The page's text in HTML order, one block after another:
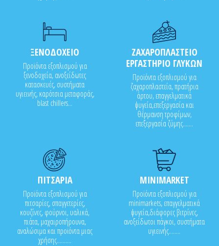
ΞΕΝΟΔΟΧΕΙΟ
Προϊόντα εξοπλισμού για
ξενοδοχεία, ανοξείδωτες
κατασκευές, συστήματα
υγιεινής, καρότσια μεταφοράς,
blast chillers...
ΖΑΧΑΡΟΠΛΑΣΤΕΙΟ
ΕΡΓΑΣΤΗΡΙΟ ΓΛΥΚΩΝ
Προϊόντα εξοπλισμού για
ζαχαροπλαστεία, πρατήρια
άρτου, επαγγελματικά
ψυγεία,επεξεργασία και
θέρμανση τροφίμων,
επεξεργασία ζύμης.......
ΠΙΤΣΑΡΙΑ
Προϊόντα εξοπλισμού για
πιτσαρίες, σπαγγετερίες,
κουζίνες, φούρνοι, υαλικά,
πιάτα, μαχαιροπήρουνα,
αναλώσιμα και προϊόντα μιας
χρήσης..........
MINIMARKET
Προϊόντα εξοπλισμού για
minimarkets, επαγγελματικά
ψυγεία,διάφορες βιτρίνες,
ανοξείδωτοι πάγκοι, συστήματα
υγιεινής........